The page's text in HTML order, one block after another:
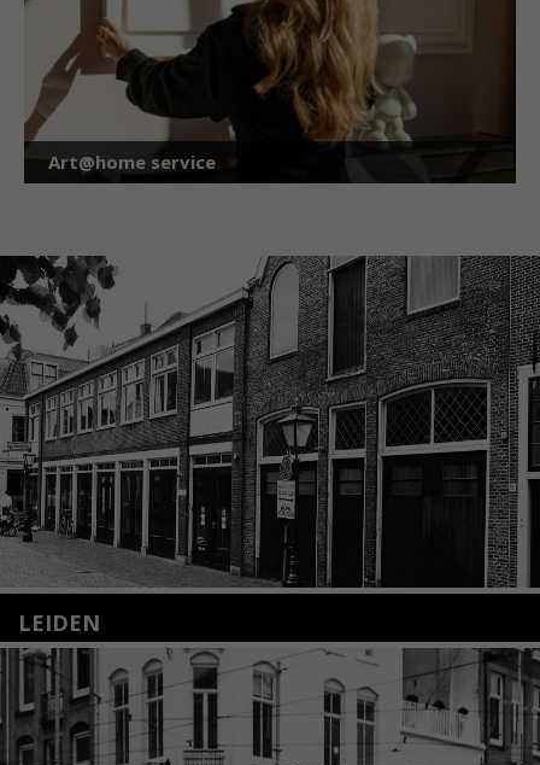
Art@home service
LEIDEN
Nieuwstraat 35
2312 KA Leiden
+31(0)71 – 52 84 480
info@kunsthuisleiden.nl